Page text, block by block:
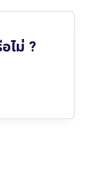
ไม่ ?